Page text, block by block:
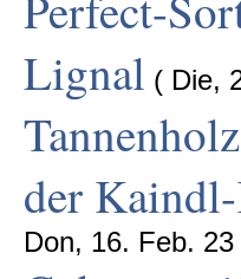
Lignal ( Die,
der
Don, 16. Feb. 23